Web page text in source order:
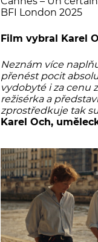
BFI London 2025
Film vybral Karel
Neznám více
přenést pocit
vydobyté i za cenu
režisérka a
zprostředkuje tak
Karel Och,